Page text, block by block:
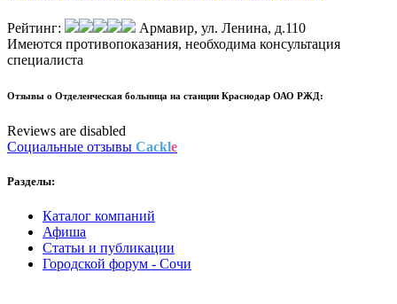
Рейтинг:
Армавир, ул. Ленина, д.110
Имеются противопоказания, необходима консультация
специалиста
Отзывы о Отделенческая больница на станции Краснодар ОАО РЖД:
Reviews are disabled
Социальные отзывы Cackle
Разделы:
Каталог компаний
Афиша
Статьи и публикации
Городской форум - Сочи